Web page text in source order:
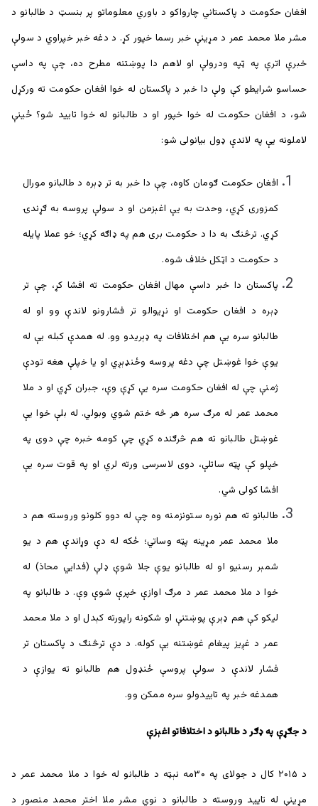
افغان حکومت د پاکستاني چارواکو د باوري معلوماتو پر بنسټ د طالبانو د
مشر ملا محمد عمر د مړینې خبر رسما خپور کړ. د دغه خبر خپراوي د سولې
خبرې اترې په ټپه ودرولې او لاهم دا پوښتنه مطرح ده، چې په داسې
حساسو شرايطو کې ولې دا خبر د پاکستان له خوا افغان حکومت ته ورکړل
شو، د افغان حکومت له خوا خپور او د طالبانو له خوا تایید شو؟ ځينې
لاملونه يې په لاندې ډول بيانولی شو:
افغان حکومت ګومان کاوه، چې دا خبر به تر ډېره د طالبانو مورال
کمزوری کړي، وحدت به یې اغېزمن او د سولې پروسه به ګړندۍ
کړي. ترڅنګ به دا د حکومت بری هم په ډاګه کړي؛ خو عملا پايله
د حکومت د اټکل خلاف شوه.
پاکستان دا خبر داسې مهال افغان حکومت ته افشا کړ، چې تر
ډېره د افغان حکومت او نړیوالو تر فشارونو لاندې وو او له
طالبانو سره یې هم اختلافات په ډېریدو وو. له همدې کبله يې له
یوې خوا غوښتل چې دغه پروسه وځنډېږي او یا خپلې هغه تودې
ژمنې چې له افغان حکومت سره یې کړې وې، جبران کړي او د ملا
محمد عمر له مرګ سره هر څه ختم شوي وبولي. له بلې خوا يې
غوښتل طالبانو ته هم څرګنده کړي چې کومه خبره چې دوی په
خپلو کې پټه ساتلې، دوی لاسرسی ورته لري او په قوت سره يې
افشا کولی شي.
طالبانو ته هم نوره ستونزمنه وه چې له دوو کلونو وروسته هم د
ملا محمد عمر مړینه پټه وساتي؛ ځکه له دې وړاندې هم د یو
شمېر رسنیو او له طالبانو يوې جلا شوې ډلې (فدايي محاذ) له
خوا د ملا محمد عمر د مرګ اوازې خپرې شوې وې. د طالبانو په
لیکو کې هم ډېرې پوښتنې او شکونه راپورته کېدل او د ملا محمد
عمر د غږیز پیغام غوښتنه یې کوله. د دې ترڅنګ د پاکستان تر
فشار لاندې د سولې پروسې ځنډول هم طالبانو ته یوازې د
همدغه خبر په تاییدولو سره ممکن وو.
د جګړې په ډګر د طالبانو د اختلافاتو اغېزې
د ۲۰۱۵ کال د جولای په ۳۰مه نېټه د طالبانو له خوا د ملا محمد عمر د
مړینې له تایید وروسته د طالبانو د نوي مشر ملا اختر محمد منصور د